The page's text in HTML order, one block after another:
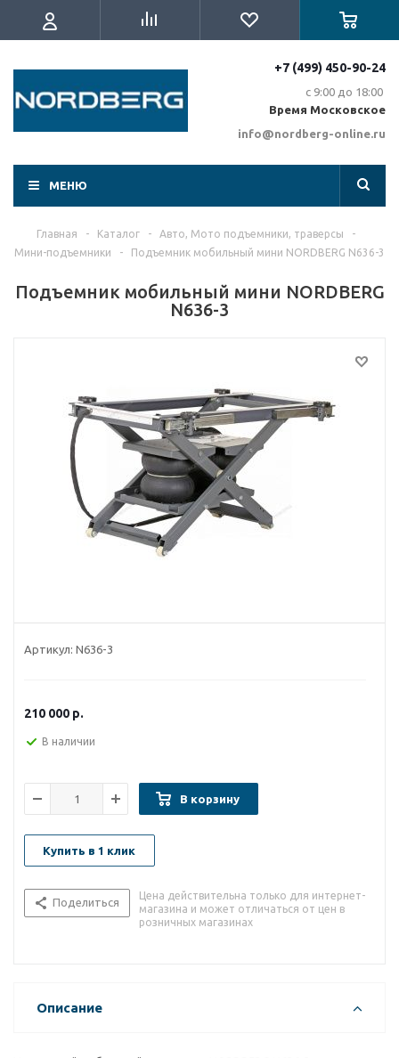
+7 (499) 450-90-24
с 9:00 до 18:00
Время Московское
info@nordberg-online.ru
МЕНЮ
Главная - Каталог - Авто, Мото подъемники, траверсы
-
Мини-подъемники
- Подъемник мобильный мини NORDBERG N636-3
Подъемник мобильный мини NORDBERG
N636-3
Артикул: N636-3
210 000 р.
В наличии
В корзину
Купить в 1 клик
Поделиться
Цена действительна только для интернет-
магазина и может отличаться от цен в
розничных магазинах
Описание